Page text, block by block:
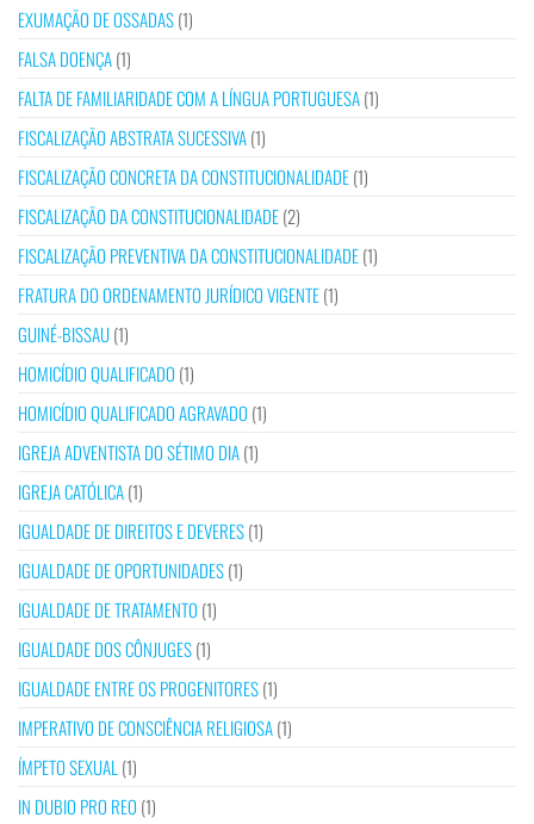
EXUMAÇÃO DE OSSADAS(1)
FALSA DOENÇA(1)
FALTA DE FAMILIARIDADE COM A LÍNGUA PORTUGUESA(1)
FISCALIZAÇÃO ABSTRATA SUCESSIVA(1)
FISCALIZAÇÃO CONCRETA DA CONSTITUCIONALIDADE(1)
FISCALIZAÇÃO DA CONSTITUCIONALIDADE(2)
FISCALIZAÇÃO PREVENTIVA DA CONSTITUCIONALIDADE(1)
FRATURA DO ORDENAMENTO JURÍDICO VIGENTE(1)
GUINÉ-BISSAU(1)
HOMICÍDIO QUALIFICADO (1)
HOMICÍDIO QUALIFICADO AGRAVADO (1)
IGREJA ADVENTISTA DO SÉTIMO DIA(1)
IGREJA CATÓLICA(1)
IGUALDADE DE DIREITOS E DEVERES(1)
IGUALDADE DE OPORTUNIDADES(1)
IGUALDADE DE TRATAMENTO (1)
IGUALDADE DOS CÔNJUGES(1)
IGUALDADE ENTRE OS PROGENITORES(1)
IMPERATIVO DE CONSCIÊNCIA RELIGIOSA(1)
ÍMPETO SEXUAL (1)
IN DUBIO PRO REO (1)